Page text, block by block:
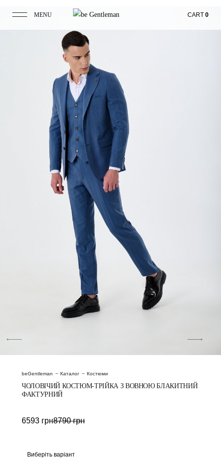
MENU CART 0
beGentleman Каталог Костюми
ЧОЛОВІЧИЙ КОСТЮМ-ТРІЙКА З ВОВНОЮ БЛАКИТНИЙ
ФАКТУРНИЙ
8790грн
6593 грн